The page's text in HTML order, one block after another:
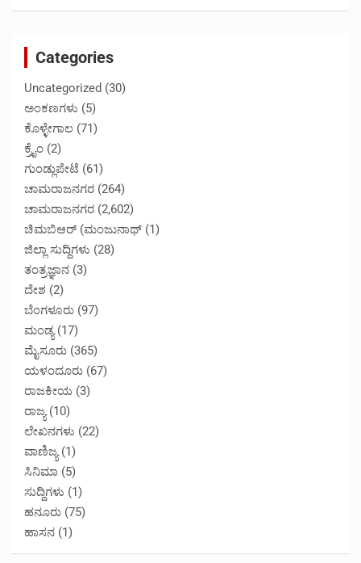
Categories
Uncategorized (30)
ಅಂಕಣಗಳು (5)
ಕೊಳ್ಳೇಗಾಲ (71)
ಕ್ರೈಂ (2)
ಗುಂಡ್ಲುಪೇಟೆ (61)
ಚಾಮರಾಜನಗರ (264)
ಚಾಮರಾಜನಗರ (2,602)
ಚಿಮಬಿಆರ್ (ಮಂಜುನಾಥ್ (1)
ಜಿಲ್ಲಾ ಸುದ್ದಿಗಳು (28)
ತಂತ್ರಜ್ಞಾನ (3)
ದೇಶ (2)
ಬೆಂಗಳೂರು (97)
ಮಂಡ್ಯ(17)
ಮೈಸೂರು (365)
ಯಳಂದೂರು (67)
ರಾಜಕೀಯ (3)
ರಾಜ್ಯ(10)
ಲೇಖನಗಳು (22)
ವಾಣಿಜ್ಯ(1)
ಸಿನಿಮಾ (5)
ಸುದ್ದಿಗಳು (1)
ಹನೂರು (75)
ಹಾಸನ (1)